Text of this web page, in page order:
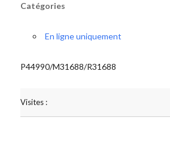
Catégories
En ligne uniquement
P44990/M31688/R31688
Visites :